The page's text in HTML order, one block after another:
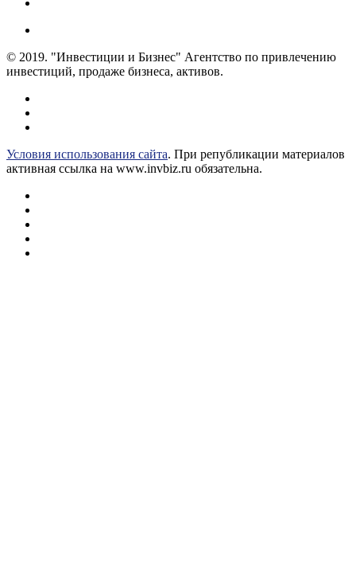
© 2019. "Инвестиции и Бизнес" Агентство по привлечению
инвестиций, продаже бизнеса, активов.
Условия использования сайта. При републикации материалов
активная ссылка на www.invbiz.ru обязательна.